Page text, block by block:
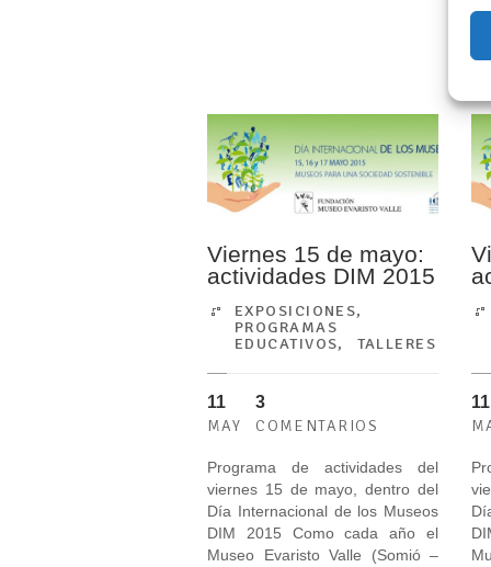
Viernes 15 de mayo:
actividades DIM 2015
EXPOSICIONES,
PROGRAMAS
EDUCATIVOS, TALLERES
11
MAY
3
COMENTARIOS
Programa de actividades del
viernes 15 de mayo, dentro del
Día Internacional de los Museos
DIM 2015 Como cada año el
Museo Evaristo Valle (Somió –
11